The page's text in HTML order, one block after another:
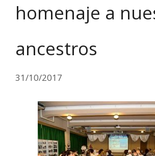
homenaje a
ancestros
31/10/2017